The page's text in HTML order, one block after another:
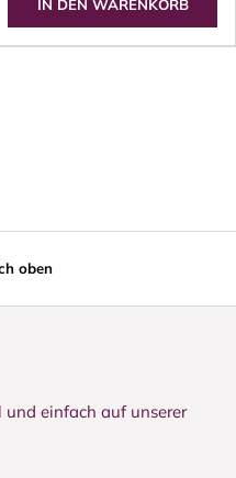
IN DEN WARENKORB
oben
und einfach auf unserer